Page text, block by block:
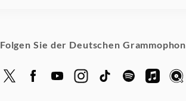
Folgen Sie der Deutschen Grammophon